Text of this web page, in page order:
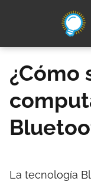
¿Cómo
La tecnología